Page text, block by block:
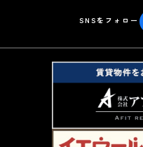
SNSをフォロー